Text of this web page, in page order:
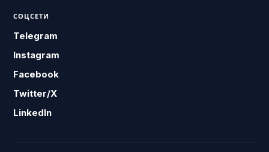
СОЦСЕТИ
Telegram
Instagram
Facebook
Twitter/X
LinkedIn